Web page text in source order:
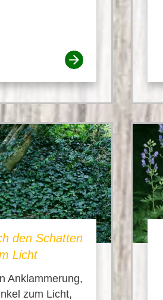
den Schatten
Licht
Anklammerung,
zum Licht,